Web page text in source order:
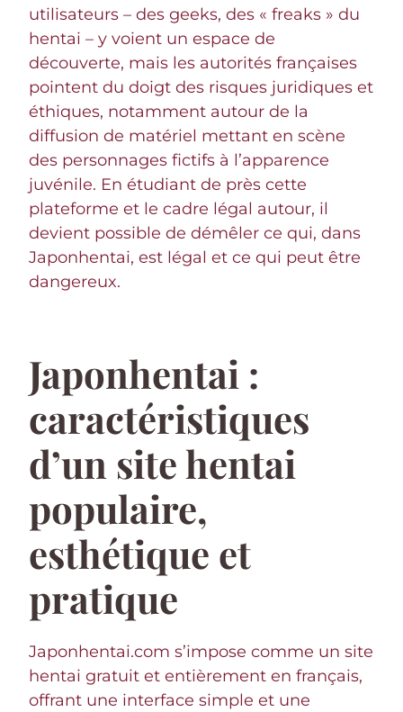
utilisateurs – des geeks, des « freaks » du
hentai – y voient un espace de
découverte, mais les autorités françaises
pointent du doigt des risques juridiques et
éthiques, notamment autour de la
diffusion de matériel mettant en scène
des personnages fictifs à l’apparence
juvénile. En étudiant de près cette
plateforme et le cadre légal autour, il
devient possible de démêler ce qui, dans
Japonhentai, est légal et ce qui peut être
dangereux.
Japonhentai :
caractéristiques
d’un site hentai
populaire,
esthétique et
pratique
Japonhentai.com s’impose comme un site
hentai gratuit et entièrement en français,
offrant une interface simple et une